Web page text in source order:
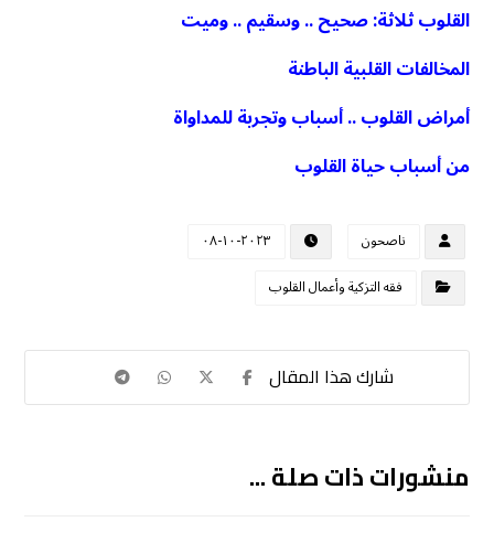
القلوب ثلاثة: صحيح .. وسقيم .. وميت
المخالفات القلبية الباطنة
أمراض القلوب .. أسباب وتجربة للمداواة
من أسباب حياة القلوب
ناصحون
٢٠٢٣-١٠-٠٨
فقه التزكية وأعمال القلوب
منشورات ذات صلة ...